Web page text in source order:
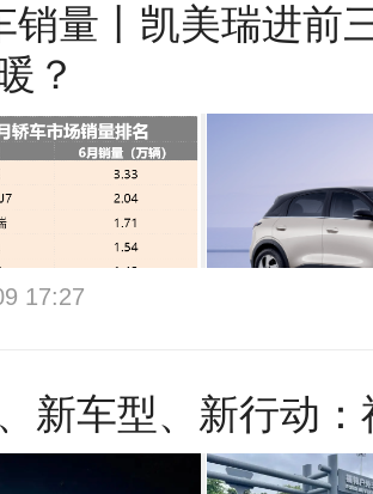
销量丨凯美瑞进前
？
17:27
新车型、新行动